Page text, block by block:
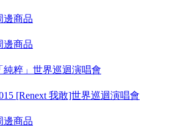
邊商品
邊商品
純粹」世界巡迴演唱會
[Renext 我敢]世界巡迴演唱會
邊商品